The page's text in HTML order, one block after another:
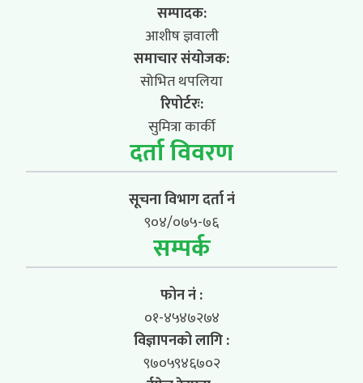
सम्पादक:
आशीष ज्ञवाली
समाचार संयोजक:
सोभित थपलिया
रिपोर्टरः:
सुमित्रा कार्की
दर्ता विवरण
सूचना विभाग दर्ता नं
९०४/०७५-७६
सम्पर्क
फोन नं :
०१-४५४७२७४
विज्ञापनको लागि :
९७०५९४६७०२